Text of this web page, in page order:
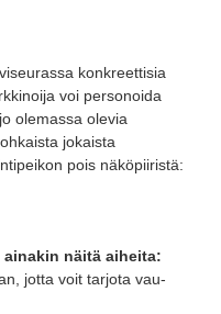
konkreettisia
voi personoida
olemassa olevia
jokaista
pois näköpiiristä:
näitä aiheita:
jotta voit tarjota vau-